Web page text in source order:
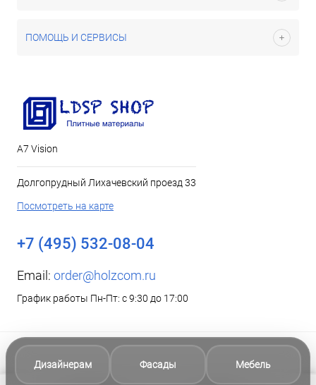
ПОМОЩЬ И СЕРВИСЫ
А7 Vision
Долгопрудный Лихачевский проезд 33
Посмотреть на карте
+7 (495) 532-08-04
Email: order@holzcom.ru
График работы Пн-Пт: с 9:30 до 17:00
Дизайнерам Фасады Мебель